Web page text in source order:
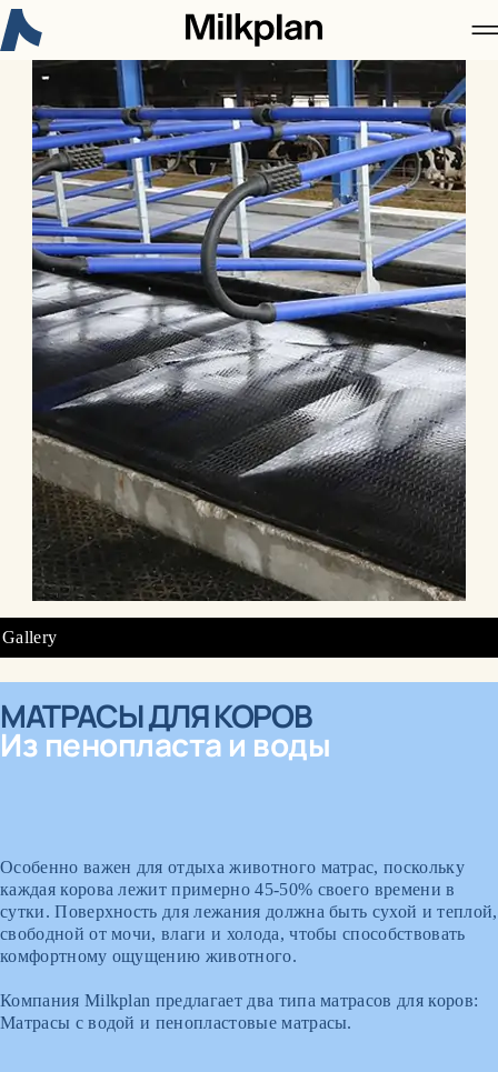
Новое в Milkplan:
Сертификация 3-A Sanitary Standards для
рынка США
Узнайте больше
Milkplan
Продукция
Кейс
Карьера
Новости
Контакты
МАТРАСЫ ДЛЯ КОРОВ
Из пенопласта и воды
Особенно важен для отдыха животного матрас, поскольку
каждая корова лежит примерно 45-50% своего времени в
сутки. Поверхность для лежания должна быть сухой и теплой,
свободной от мочи, влаги и холода, чтобы способствовать
комфортному ощущению животного.
Компания Milkplan предлагает два типа матрасов для коров:
Матрасы с водой и пенопластовые матрасы.
Gallery